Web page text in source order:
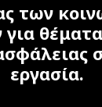
των
εργασία.